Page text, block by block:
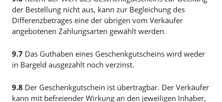
der Bestellung nicht aus, kann zur Begleichung des
Differenzbetrages eine der übrigen vom Verkäufer
angebotenen Zahlungsarten gewählt werden.
9.7 Das Guthaben eines Geschenkgutscheins wird weder
in Bargeld ausgezahlt noch verzinst.
9.8 Der Geschenkgutschein ist übertragbar. Der Verkäufer
kann mit befreiender Wirkung an den jeweiligen Inhaber,